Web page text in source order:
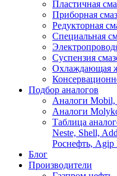
Пластичная
Приборная
Редукторная
Специальная
Суспензия
Охлаждающая
Подбор аналогов
Аналоги Mobil,
Аналоги
Таблица
Neste, Shell,
Роснефть, Agip
Блог
Производители